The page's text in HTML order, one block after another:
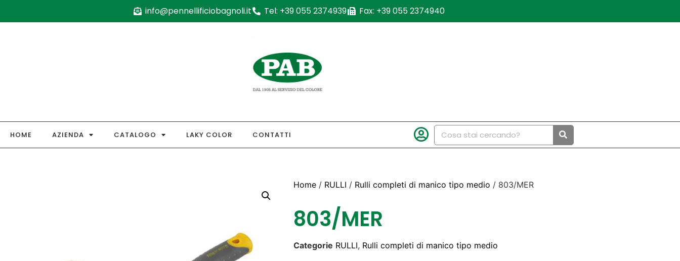
info@pennellificiobagnoli.it Tel: +39 055 2374939 Fax: +39 055 2374940
HOME AZIENDA CATALOGO LAKY COLOR CONTATTI
Home / RULLI / Rulli completi di manico tipo medio / 803/MER
803/MER
Categorie RULLI, Rulli completi di manico tipo medio